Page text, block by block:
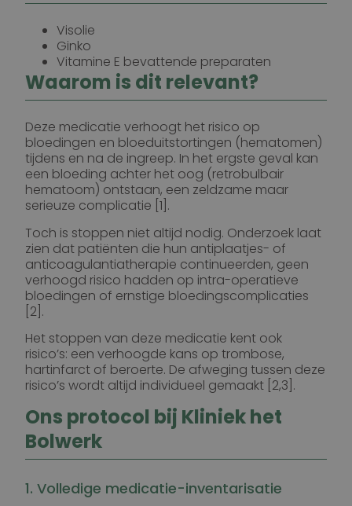
Visolie
Ginko
Vitamine E bevattende preparaten
Waarom is dit relevant?
Deze medicatie verhoogt het risico op
bloedingen en bloeduitstortingen (hematomen)
tijdens en na de ingreep. In het ergste geval kan
een bloeding achter het oog (retrobulbair
hematoom) ontstaan, een zeldzame maar
serieuze complicatie [1].
Toch is stoppen niet altijd nodig. Onderzoek laat
zien dat patiënten die hun antiplaatjes- of
anticoagulantiatherapie continueerden, geen
verhoogd risico hadden op intra-operatieve
bloedingen of ernstige bloedingscomplicaties
[2].
Het stoppen van deze medicatie kent ook
risico’s: een verhoogde kans op trombose,
hartinfarct of beroerte. De afweging tussen deze
risico’s wordt altijd individueel gemaakt [2,3].
Ons protocol bij Kliniek het
Bolwerk
1. Volledige medicatie-inventarisatie